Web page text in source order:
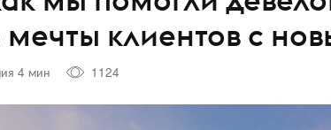
мечты клиентов с
4 мин 1124